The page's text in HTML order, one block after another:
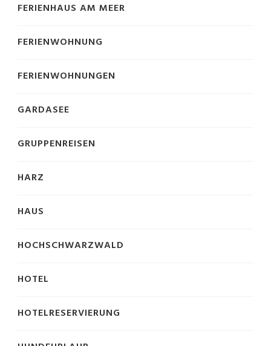
FERIENHAUS AM MEER
FERIENWOHNUNG
FERIENWOHNUNGEN
GARDASEE
GRUPPENREISEN
HARZ
HAUS
HOCHSCHWARZWALD
HOTEL
HOTELRESERVIERUNG